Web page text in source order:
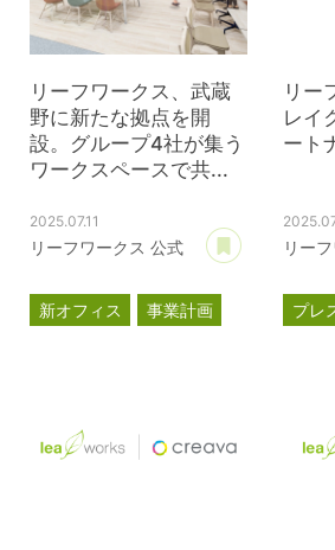
リーフワークス、武蔵
野に新たな拠点を開
設。グループ4社が集う
ワークスペースで共...
2025.07.11
リーフワークス 公式
あとで読む
新オフィス
事業計画
リー
レイ
ート
リー
プレ
公式